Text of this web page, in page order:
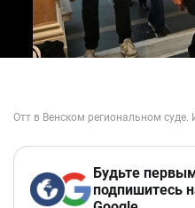
Будьте
подпишитесь